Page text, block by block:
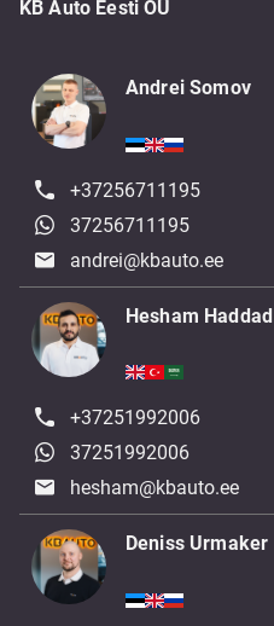
KB Auto Eesti OÜ
Andrei Somov
+37256711195
37256711195
andrei@kbauto.ee
Hesham Haddad
+37251992006
37251992006
hesham@kbauto.ee
Deniss Urmaker